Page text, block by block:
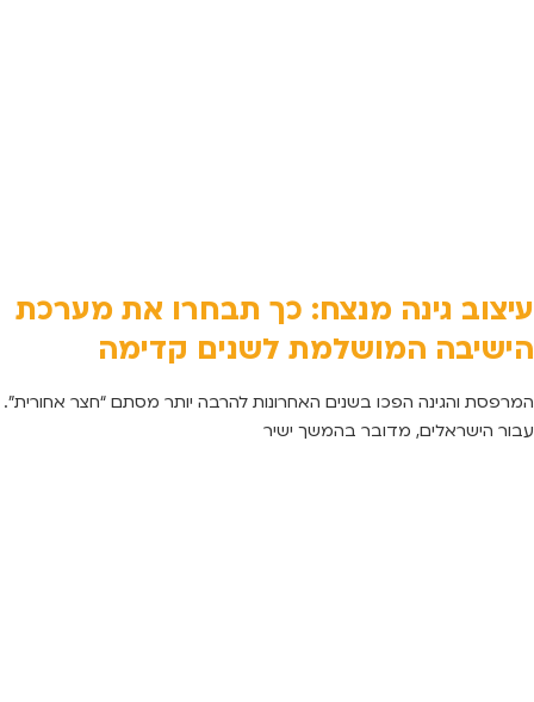
עיצוב גינה מנצח: כך תבחרו את מערכת
הישיבה המושלמת לשנים קדימה
המרפסת והגינה הפכו בשנים האחרונות להרבה יותר מסתם “חצר אחורית”.
עבור הישראלים, מדובר בהמשך ישיר